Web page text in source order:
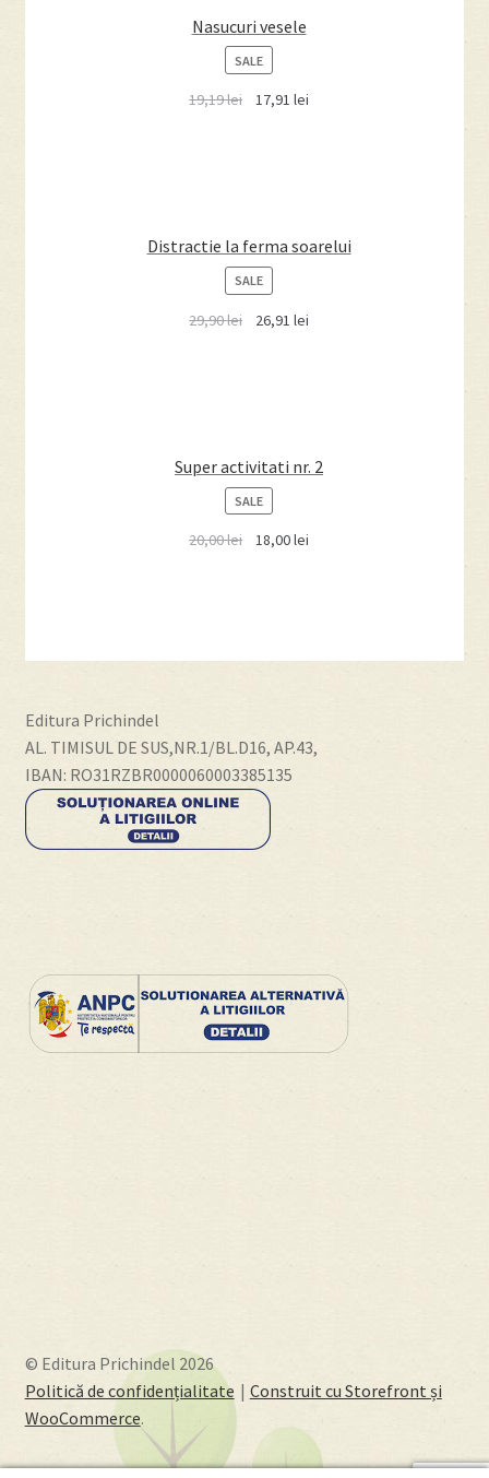
Nasucuri vesele
SALEPRODUCT
SALE
19,19lei 17,91 lei
Distractie la ferma soarelui
SALEPRODUCT
ON
SALE
29,90lei 26,91 lei
Super activitati nr. 2
SALEPRODUCT
SALE
20,00lei 18,00lei
Editura Prichindel
AL. TIMISUL DE SUS,NR.1/BL.D16, AP.43,
IBAN: RO31RZBR0000060003385135
© Editura Prichindel 2026
Politică de confidențialitate
Construit cu Storefront și
WooCommerce.